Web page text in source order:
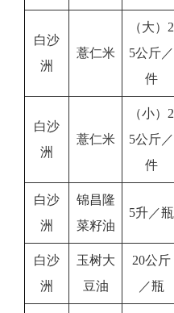
白沙
洲
薏仁米
（大）2
5公斤／
件
白沙
洲
薏仁米
（小）2
5公斤／
件
白沙
洲
锦昌隆
菜籽油
5升／瓶
白沙
洲
玉树大
豆油
20公斤
／瓶